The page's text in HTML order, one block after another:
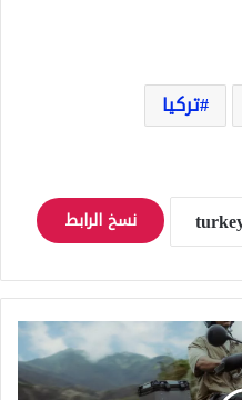
تركيا
نسخ الرابط